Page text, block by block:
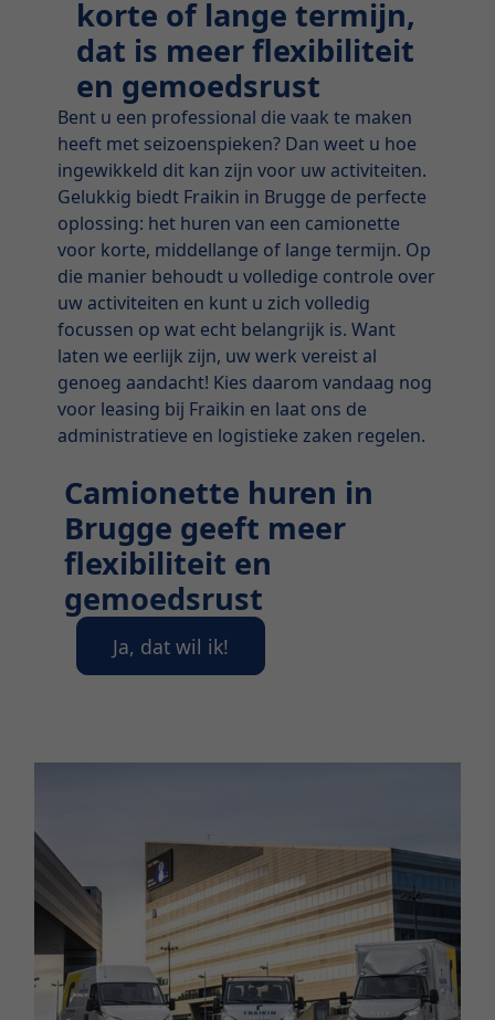
korte of lange termijn,
dat is meer flexibiliteit
en gemoedsrust
Bent u een professional die vaak te maken
heeft met seizoenspieken? Dan weet u hoe
ingewikkeld dit kan zijn voor uw activiteiten.
Gelukkig biedt Fraikin in Brugge de perfecte
oplossing: het huren van een camionette
voor korte, middellange of lange termijn. Op
die manier behoudt u volledige controle over
uw activiteiten en kunt u zich volledig
focussen op wat echt belangrijk is. Want
laten we eerlijk zijn, uw werk vereist al
genoeg aandacht! Kies daarom vandaag nog
voor leasing bij Fraikin en laat ons de
administratieve en logistieke zaken regelen.
Camionette huren in
Brugge geeft meer
flexibiliteit en
gemoedsrust
Ja, dat wil ik!